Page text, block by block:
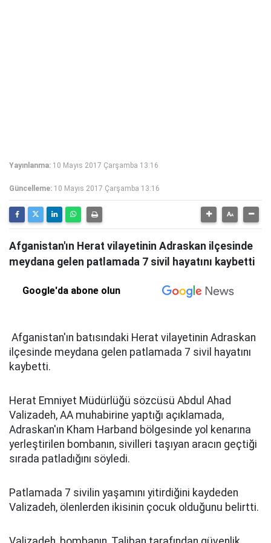
Yayınlanma: 10 Mayıs 2017 Çarşamba 13:16
Güncelleme: 10 Mayıs 2017 Çarşamba 13:16
Afganistan'ın Herat vilayetinin Adraskan ilçesinde
meydana gelen patlamada 7 sivil hayatını kaybetti
Google'da abone olun
Afganistan'ın batısındaki Herat vilayetinin Adraskan
ilçesinde meydana gelen patlamada 7 sivil hayatını
kaybetti.
Herat Emniyet Müdürlüğü sözcüsü Abdul Ahad
Valizadeh, AA muhabirine yaptığı açıklamada,
Adraskan'ın Kham Harband bölgesinde yol kenarına
yerleştirilen bombanın, sivilleri taşıyan aracın geçtiği
sırada patladığını söyledi.
Patlamada 7 sivilin yaşamını yitirdiğini kaydeden
Valizadeh, ölenlerden ikisinin çocuk olduğunu belirtti.